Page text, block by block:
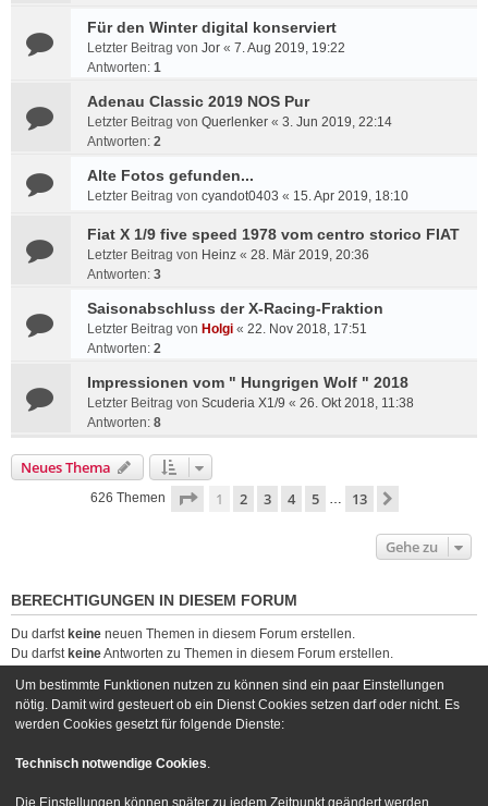
Für den Winter digital konserviert
Letzter Beitrag von Jor « 7. Aug 2019, 19:22
Antworten: 1
Adenau Classic 2019 NOS Pur
Letzter Beitrag von Querlenker « 3. Jun 2019, 22:14
Antworten: 2
Alte Fotos gefunden...
Letzter Beitrag von cyandot0403 « 15. Apr 2019, 18:10
Fiat X 1/9 five speed 1978 vom centro storico FIAT
Letzter Beitrag von Heinz « 28. Mär 2019, 20:36
Antworten: 3
Saisonabschluss der X-Racing-Fraktion
Letzter Beitrag von Holgi « 22. Nov 2018, 17:51
Antworten: 2
Impressionen vom " Hungrigen Wolf " 2018
Letzter Beitrag von Scuderia X1/9 « 26. Okt 2018, 11:38
Antworten: 8
Neues Thema
626 Themen Seite 1von 13
1 2 3 4 5 … 13
Gehe zu
BERECHTIGUNGEN IN DIESEM FORUM
Du darfst keine neuen Themen in diesem Forum erstellen.
Du darfst keineAntworten zu Themen in diesem Forum erstellen.
Du darfst deine Beiträge in diesem Forumnichtlöschen.
Du darfstkeineDateianhänge in diesem Forum erstellen.
Foren-Übersicht Kontakt
Powered byphpBB® Forum Software © phpBB Limited
Um bestimmte Funktionen nutzen zu können sind ein paar Einstellungen
nötig. Damit wird gesteuert ob ein Dienst Cookies setzen darf oder nicht. Es
werden Cookies gesetzt für folgende Dienste:
Technisch notwendige Cookies.
Die Einstellungen können später zu jedem Zeitpunkt geändert werden.